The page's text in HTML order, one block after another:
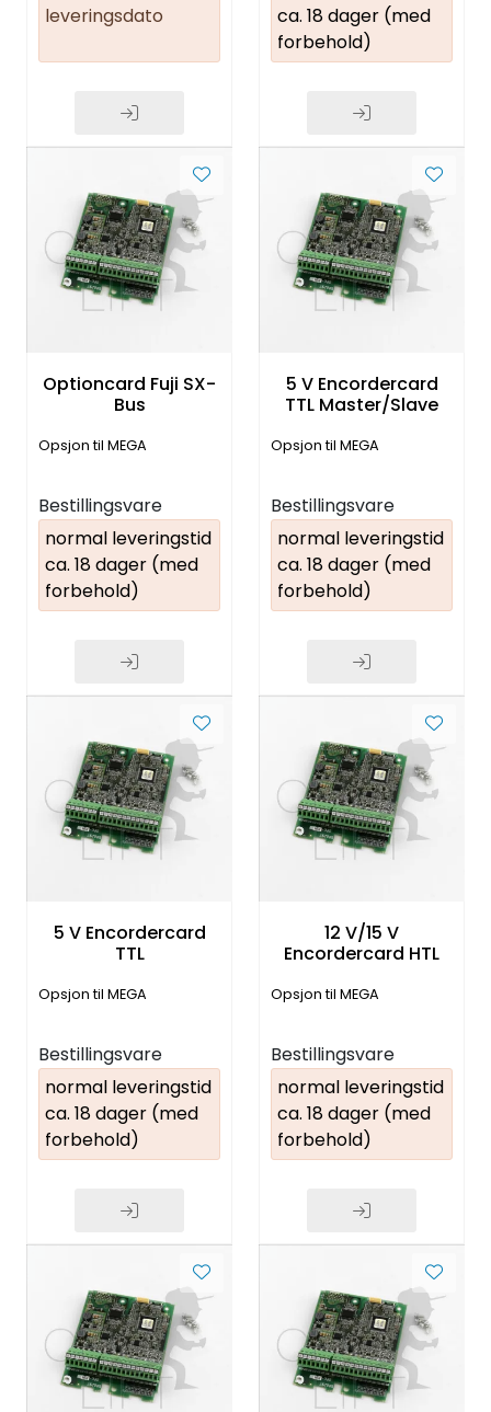
leveringsdato
ca. 18 dager (med
forbehold)
Optioncard Fuji SX-
Bus
Opsjon til MEGA
Bestillingsvare
normal leveringstid
ca. 18 dager (med
forbehold)
5 V Encordercard
TTL Master/Slave
Opsjon til MEGA
Bestillingsvare
normal leveringstid
ca. 18 dager (med
forbehold)
5 V Encordercard
TTL
Opsjon til MEGA
Bestillingsvare
normal leveringstid
ca. 18 dager (med
forbehold)
12 V/15 V
Encordercard HTL
Opsjon til MEGA
Bestillingsvare
normal leveringstid
ca. 18 dager (med
forbehold)